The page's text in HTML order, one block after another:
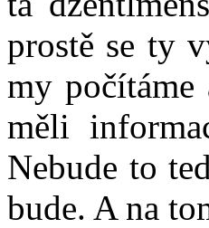
prostě se ty
my počítáme
měli
Nebude to
bude. A na